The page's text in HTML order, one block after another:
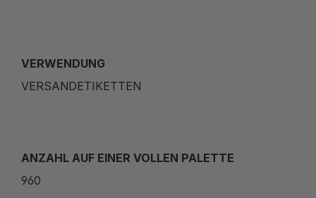
VERWENDUNG
VERSANDETIKETTEN
ANZAHL AUF EINER VOLLEN PALETTE
960